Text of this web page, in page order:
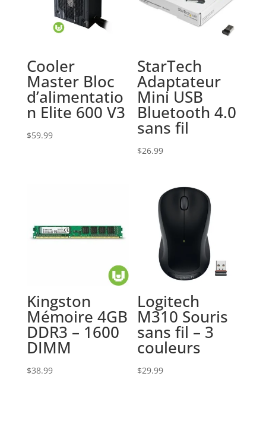
Cooler
Master Bloc
d’alimentatio
n Elite 600 V3
$59.99
StarTech
Adaptateur
Mini USB
Bluetooth 4.0
sans fil
$26.99
Kingston
Mémoire 4GB
DDR3 – 1600
DIMM
$38.99
Logitech
M310 Souris
sans fil – 3
couleurs
$29.99